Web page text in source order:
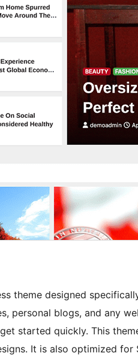
theme designed
personal blogs, and any
started quickly. This
It is also optimized for